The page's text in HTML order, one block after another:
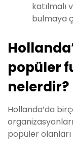
katılmalı
bulmaya
popüler
nelerdir?
Hollanda’da
popüler olanları